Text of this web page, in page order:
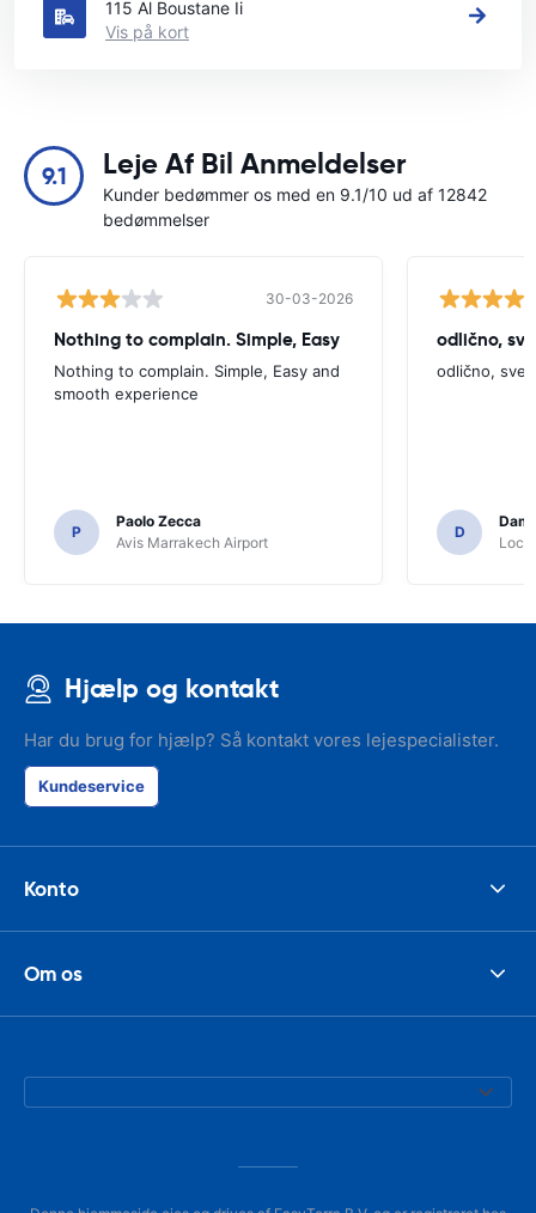
115 Al Boustane Ii
Vis på kort
9.1 Leje Af Bil Anmeldelser
Kunder bedømmer os med en 9.1/10 ud af 12842
bedømmelser
30-03-2026
Nothing to complain. Simple, Easy
Nothing to complain. Simple, Easy and
smooth experience
P
Paolo Zecca
Avis Marrakech Airport
odlično,
odlično, sve
D
Hjælp og kontakt
Har du brug for hjælp? Så kontakt vores lejespecialister.
Kundeservice
Konto
Om os